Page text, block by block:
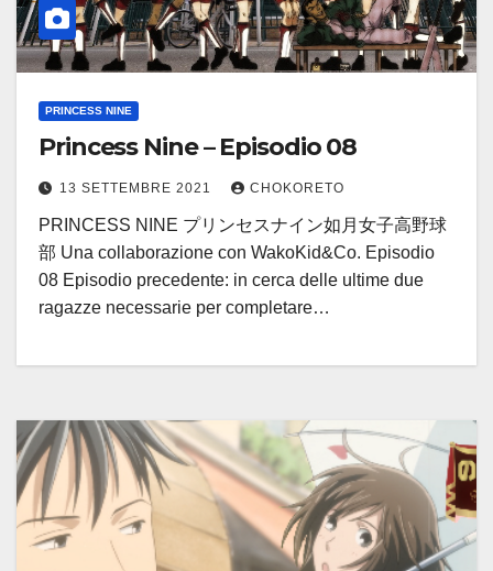
PRINCESS NINE
Princess Nine – Episodio 08
13 SETTEMBRE 2021 CHOKORETO
PRINCESS NINE プリンセスナイン如月女子高野球
部 Una collaborazione con WakoKid&Co. Episodio
08 Episodio precedente: in cerca delle ultime due
ragazze necessarie per completare…